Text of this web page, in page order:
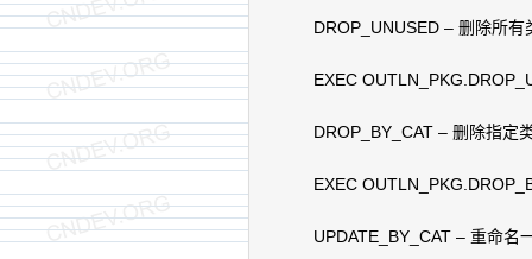
DROP_UNUSED – 删除所有
EXEC
DROP_BY_CAT – 删除指定
EXEC
UPDATE_BY_CAT – 重命名